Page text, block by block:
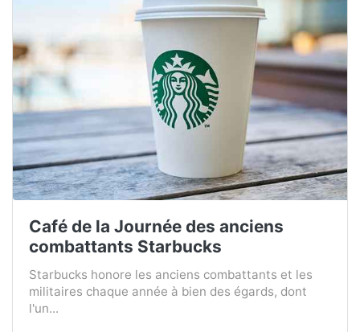
Café de la Journée des anciens
combattants Starbucks
Starbucks honore les anciens combattants et les
militaires chaque année à bien des égards, dont
l'un...